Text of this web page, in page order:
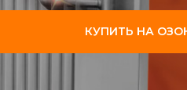
КУПИТЬ НА